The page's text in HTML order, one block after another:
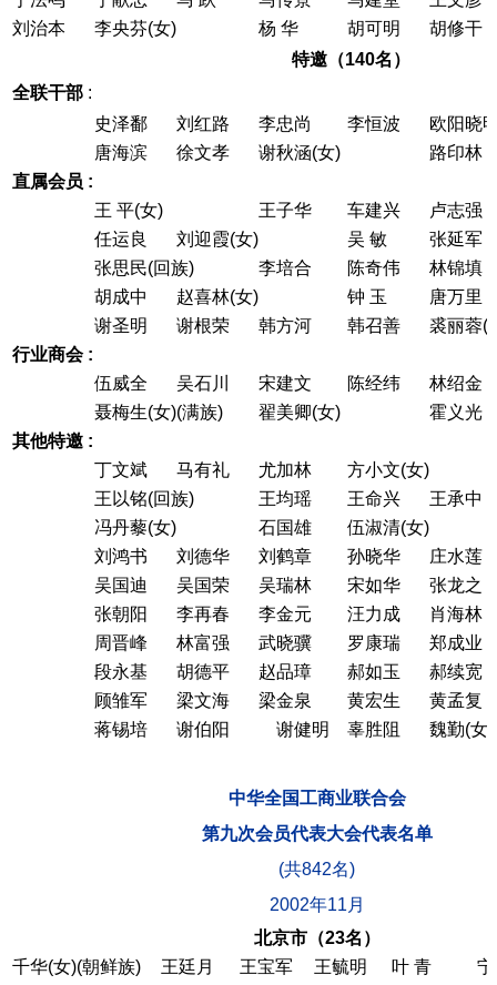
刘治本
李央芬(女) 杨 华 胡可明
胡修干
特邀（140名）
全联干部:
史泽鄱
刘红路 李忠尚 李恒波
欧阳晓
唐海滨
徐文孝 谢秋涵(女)
路印林
直属会员 :
王 平(女)
王子华 车建兴
卢志强
任运良
刘迎霞(女) 吴 敏
张延军
张思民(回族)
李培合 陈奇伟
林锦填
胡成中
赵喜林(女) 钟 玉
唐万里
谢圣明
谢根荣 韩方河 韩召善
裘丽蓉(
行业商会 :
伍威全
吴石川 宋建文 陈经纬
林绍金
聂梅生(女)(满族)
翟美卿(女)
霍义光
其他特邀 :
丁文斌
马有礼 尤加林
方小文(女)
王以铭(回族)
王均瑶 王命兴
王承中
冯丹藜(女)
石国雄
伍淑清(女)
刘鸿书
刘德华 刘鹤章 孙晓华
庄水莲
吴国迪
吴国荣 吴瑞林 宋如华
张龙之
张朝阳
李再春 李金元 汪力成
肖海林
周晋峰
林富强 武晓骥 罗康瑞
郑成业
段永基
胡德平 赵品璋 郝如玉
郝续宽
顾雏军
梁文海 梁金泉 黄宏生
黄孟复
蒋锡培
谢伯阳 谢健明 辜胜阻 魏勤
中华全国工商业联合会
第九次会员代表大会代表名单
(共842名)
2002年11月
北京市（23名）
千华(女)(朝鲜族)
王廷月 王宝军 王毓明 叶 青